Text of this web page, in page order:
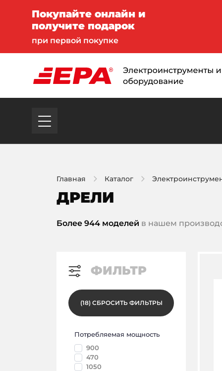
Покупайте онлайн и
получите подарок
при первой покупке
Главная Каталог
ДРЕЛИ
Более 944 моделей в нашем
ФИЛЬТР
(18) СБРОСИТЬ ФИЛЬТРЫ
Потребляемая мощность
900
470
1050